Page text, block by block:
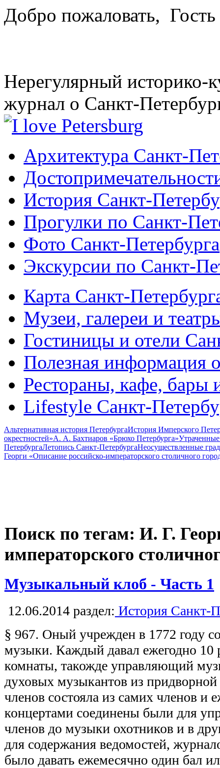
Добро пожаловать, Гость
Нерегулярный историко-
журнал о Санкт-
Архитектура Санкт-
История Санкт-
Прогулки по Санкт-
Фото Санкт-Петербурга
Экскурсии по Санкт-
Карта Санкт-
Музеи, галереи и
Гостиницы и отели
Полезная информация
Рестораны, кафе, бары
Lifestyle Санкт-
Альтернативная история ПетербургаИстория Имперского
окрестностей»А. А. Бахтиаров «Брюхо Петербурга»
ПетербургаЛетопись Санкт-ПетербургаНеосуществленные
Георги «Описание российско-императорского столичного
Поиск по тегам: И. Г.
императорского
Музыкальный клоб - Часть 1
12.06.2014 раздел: История Санкт-
§ 967. Оный учрежден в 1772 году
музыки. Каждый давал ежегодно 10
комнаты, такожде управляющий
духовых музыкантов из
членов состояла из самих членов и
концертами соединены были для
членов до музыки охотников и в
для содержания ведомостей,
было давать ежемесячно один бал